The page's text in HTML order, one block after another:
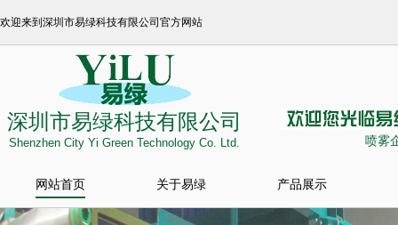
欢迎来到深圳市易绿科技有限公司官方网站
深圳市易绿科技有限公司
Shenzhen City Yi Green Technology Co. Ltd. 喷雾
网站首页 关于易绿 产品展示